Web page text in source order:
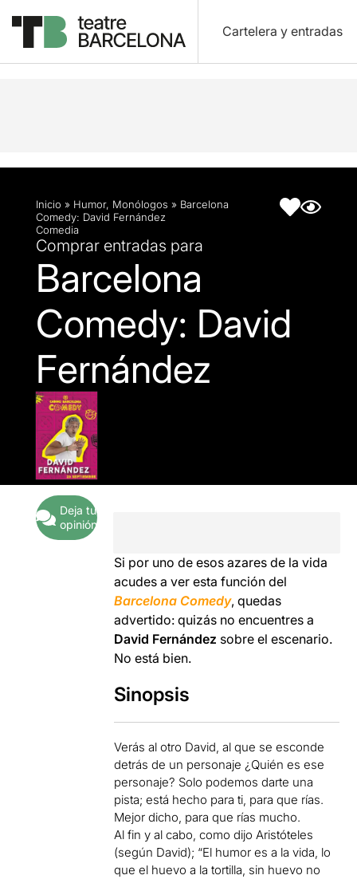
Cartelera y entradas
Descripción Ficha artística
Inicio » Humor, Monólogos » Barcelona
Comedy: David Fernández
Comedia
Comprar entradas para
Barcelona
Comedy: David
Fernández
Deja tu
opinión
Si por uno de esos azares de la vida
acudes a ver esta función del
Barcelona Comedy, quedas
advertido: quizás no encuentres a
David Fernández sobre el escenario.
No está bien.
Sinopsis
Verás al otro David, al que se esconde
detrás de un personaje ¿Quién es ese
personaje? Solo podemos darte una
pista; está hecho para ti, para que rías.
Mejor dicho, para que rías mucho.
Al fin y al cabo, como dijo Aristóteles
(según David); “El humor es a la vida, lo
que el huevo a la tortilla, sin huevo no